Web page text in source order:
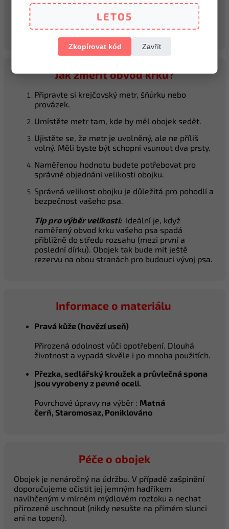
4 cm
48 - 59 cm 4 cm 67 cm
Jak změřit obvod krku?
Připravte si krejčovský metr, šňůrku nebo
provázek.
Umístěte metr tam, kde by měl obojek sedět.
Ujistěte se, že metr je uvolněný, ale ne příliš
volný. Měli byste být schopni vsunout dva prsty.
Naměřenou hodnotu budete potřebovat pro
správné objednání velikosti obojku.
Správná velikost obojku je důležitá pro pohodlí a
bezpečnost vašeho psa.
Tip pro výběr velikosti:Ideální je, když
naměřený obvod krku vašeho psa spadá
přibližně do středu rozsahu (mezi první a
poslední dírku). Obojek tak bude mít ještě
rezervu na obou stranách pro budoucí vývoj psa.
Informace o materiálu
Pravá kůže (hovězí useň)
Přirozená odolnost vůči opotřebení. Dlouhá
životnost a vypadá skvěle i po mnoha použitích.
Přezka, sedlářský kroužek a průvlečná spona
jsou vyrobeny z pevné oceli.
Povrchové úpravy na výběr : Matná
čerň, Staromosaz, Poniklováno
Péče o obojek
Obojek je nenáročný na údržbu. V případě zašpinění
doporučujeme očistit jej jemným hadříkem
navlhčeným v mírném mýdlovém roztoku a nechat
přirozeně uschnout (nikdy nesušte na přímém slunci
ani na topení).
LETO5
Zkopírovat kód Zavřít